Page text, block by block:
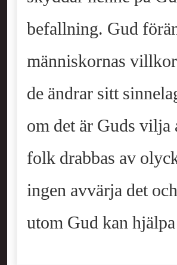
befallning. Gud
människornas
de ändrar sitt
om det är Guds vilja
folk drabbas av
ingen avvärja det
utom Gud kan